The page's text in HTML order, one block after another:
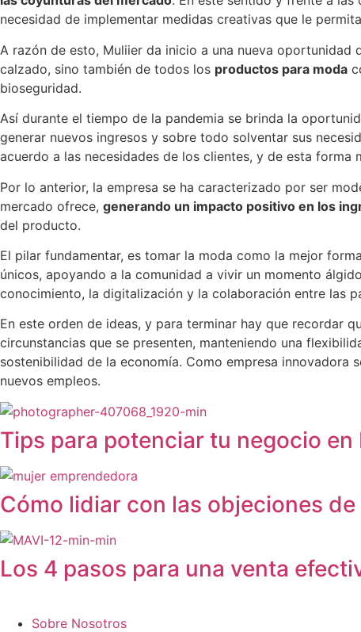
necesidad de implementar medidas creativas que le
A razón de esto, Muliier da inicio a una nueva
calzado, sino también de todos los productos para moda
bioseguridad.
Así durante el tiempo de la pandemia se brinda la
generar nuevos ingresos y sobre todo solventar sus
acuerdo a las necesidades de los clientes, y de esta
Por lo anterior, la empresa se ha caracterizado por ser
mercado ofrece, generando un impacto positivo en los
del producto.
El pilar fundamentar, es tomar la moda como la mejor
únicos, apoyando a la comunidad a vivir un momento
conocimiento, la digitalización y la colaboración entre las
En este orden de ideas, y para terminar hay que recordar
circunstancias que se presenten, manteniendo una
sostenibilidad de la economía. Como empresa
nuevos empleos.
Tips para potenciar tu negocio en
Cómo lidiar con las objeciones
Los 4 pasos para una venta
Sobre Nosotros